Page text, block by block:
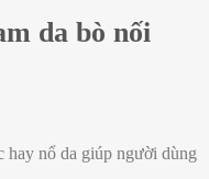
da bò nối
nổ da giúp người dùng